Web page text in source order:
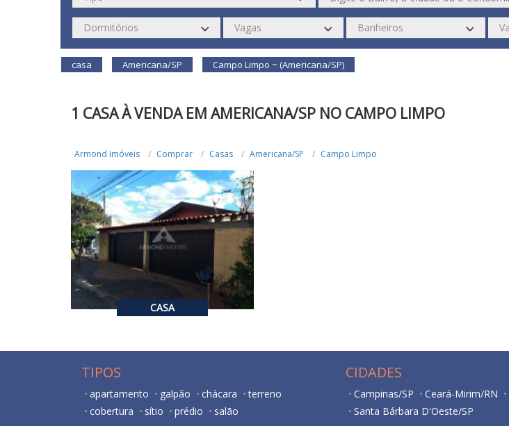
casa Americana/SP Campo Limpo ~ (Americana/SP)
1 CASA À VENDA EM AMERICANA/SP NO CAMPO LIMPO
Armond Imóveis Comprar Casas Americana/SP Campo Limpo
CASA
R$ 530.000,00 VENDA
3 210
TIPOS
apartamento galpão chácara
terreno
cobertura
sítio prédio salão
CIDADES
Campinas/SP Ceará-Mirim/RN
Santa Bárbara D'Oeste/SP